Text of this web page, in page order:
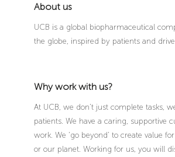
About us
UCB is a global biopharmaceutical
the globe, inspired by patients and
Why work with us?
At UCB, we don’t just complete tasks,
patients. We have a caring, supportive
work. We ‘go beyond’ to create value
or our planet. Working for us, you will